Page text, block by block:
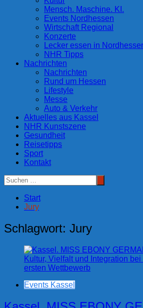
Mensch. Maschine. KI.
Events Nordhessen
Wirtschaft Regional
Konzerte
Lecker essen in
NHR Tipps
Nachrichten
Nachrichten
Rund um Hessen
Lifestyle
Messe
Auto & Verkehr
Aktuelles aus Kassel
NHR Kunstszene
Gesundheit
Reisetipps
Sport
Kontakt
Start
Jury
Schlagwort: Jury
Events Kassel